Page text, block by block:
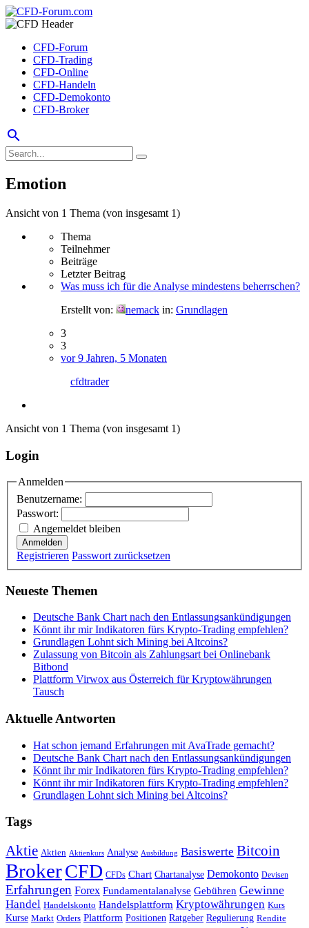
CFD-Forum
CFD-Trading
CFD-Online
CFD-Handeln
CFD-Demokonto
CFD-Broker
search
Emotion
Ansicht von 1 Thema (von insgesamt 1)
Thema
Teilnehmer
Beiträge
Letzter Beitrag
Was muss ich für die Analyse mindestens beherrschen?
Erstellt von:
nemack in: Grundlagen
3
3
vor 9 Jahren, 5 Monaten
cfdtrader
Ansicht von 1 Thema (von insgesamt 1)
Login
Anmelden
Benutzername:
Passwort:
Angemeldet bleiben
Anmelden
Registrieren Passwort zurücksetzen
Neueste Themen
Deutsche Bank Chart nach den Entlassungsankündigungen
Könnt ihr mir Indikatoren fürs Krypto-Trading empfehlen?
Grundlagen Lohnt sich Mining bei Altcoins?
Zulassung von Bitcoin als Zahlungsart bei Onlinebank
Bitbond
Plattform Virwox aus Österreich für Kryptowährungen
Tausch
Aktuelle Antworten
Hat schon jemand Erfahrungen mit AvaTrade gemacht?
Deutsche Bank Chart nach den Entlassungsankündigungen
Könnt ihr mir Indikatoren fürs Krypto-Trading empfehlen?
Könnt ihr mir Indikatoren fürs Krypto-Trading empfehlen?
Grundlagen Lohnt sich Mining bei Altcoins?
Tags
Aktie Aktien Aktienkurs Analyse Ausbildung Basiswerte Bitcoin
BrokerCFD CFDs Chart Chartanalyse Demokonto Devisen
Erfahrungen Forex Fundamentalanalyse Gebühren Gewinne
Handel Handelskonto Handelsplattform Kryptowährungen Kurs
Kurse Markt Orders Plattform Positionen Ratgeber Regulierung Rendite